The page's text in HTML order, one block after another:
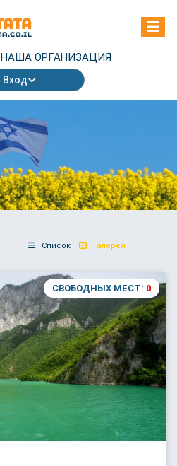
НАША ОРГАНИЗАЦИЯ
Вход
Список Галерея
СВОБОДНЫХ МЕСТ: 0